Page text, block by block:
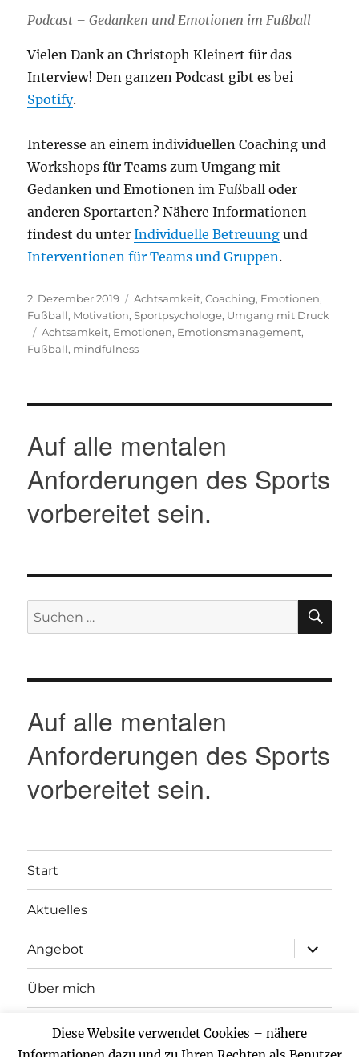
Podcast – Gedanken und Emotionen im Fußball
Vielen Dank an Christoph Kleinert für das
Interview! Den ganzen Podcast gibt es bei
Spotify.
Interesse an einem individuellen Coaching und
Workshops für Teams zum Umgang mit
Gedanken und Emotionen im Fußball oder
anderen Sportarten? Nähere Informationen
findest du unterIndividuelle Betreuung und
Interventionen für Teams und Gruppen.
Veröffentlicht
am
2. Dezember 2019 Kategorien
Achtsamkeit,Coaching, Emotionen,
Fußball, Motivation,Sportpsychologe, Umgang mit Druck
Schlagwörter
Achtsamkeit, Emotionen, Emotionsmanagement,
Fußball, mindfulness
Auf alle mentalen
Anforderungen des Sports
vorbereitet sein.
Suche
nach:
Auf alle mentalen
Anforderungen des Sports
vorbereitet sein.
Start
Aktuelles
Angebot
anzeigen
Über mich
Kontakt
Diese Website verwendet Cookies – nähere